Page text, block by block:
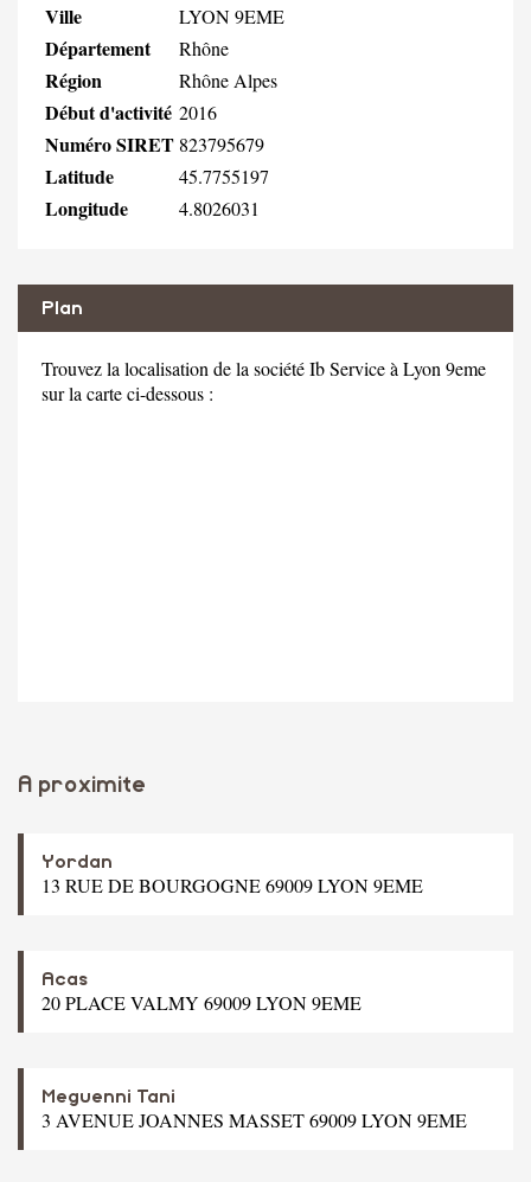
Ville LYON 9EME
Département Rhône
Région Rhône Alpes
Début d'activité 2016
Numéro SIRET 823795679
Latitude 45.7755197
Longitude 4.8026031
Plan
Trouvez la localisation de la société Ib Service à Lyon 9eme
sur la carte ci-dessous :
A proximite
Yordan
13 RUE DE BOURGOGNE 69009 LYON 9EME
Acas
20 PLACE VALMY 69009 LYON 9EME
Meguenni Tani
3 AVENUE JOANNES MASSET 69009 LYON 9EME